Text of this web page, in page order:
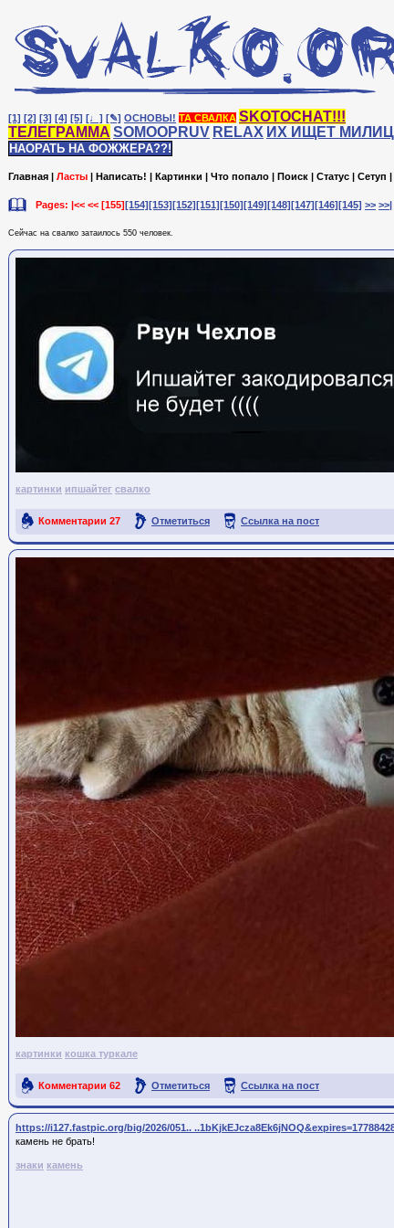
[1] [2] [3] [4] [5] [♩] [✎] ОСНОВЫ! ТА СВАЛКА SKOTOCHAT!!!
ТЕЛЕГРАММА SOMOOPRUV RELAX ИХ ИЩЕТ
НАОРАТЬ НА ФОЖЖЕРА??!
Главная | Ласты | Написать! | Картинки | Что попало | Поиск | Статус | Сетуп |
Pages: |<< << [155][154][153][152][151][150][149][148][147][146][145] >> >>|
Сейчас на cвалко затаилось 550 человек.
картинки ипшайтег свалко
Комментарии 27 Отметиться Ссылка на пост
картинки кошка туркале
Комментарии 62 Отметиться Ссылка на пост
https://i127.fastpic.org/big/2026/051..
камень не брать!
знаки камень